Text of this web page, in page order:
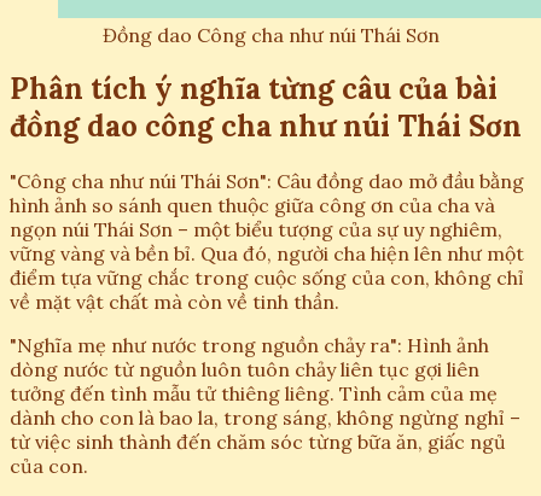
Đồng dao Công cha như núi Thái Sơn
Phân tích ý nghĩa từng câu của bài
đồng dao công cha như núi Thái Sơn
"Công cha như núi Thái Sơn": Câu đồng dao mở đầu bằng
hình ảnh so sánh quen thuộc giữa công ơn của cha và
ngọn núi Thái Sơn – một biểu tượng của sự uy nghiêm,
vững vàng và bền bỉ. Qua đó, người cha hiện lên như một
điểm tựa vững chắc trong cuộc sống của con, không chỉ
về mặt vật chất mà còn về tinh thần.
"Nghĩa mẹ như nước trong nguồn chảy ra": Hình ảnh
dòng nước từ nguồn luôn tuôn chảy liên tục gợi liên
tưởng đến tình mẫu tử thiêng liêng. Tình cảm của mẹ
dành cho con là bao la, trong sáng, không ngừng nghỉ –
từ việc sinh thành đến chăm sóc từng bữa ăn, giấc ngủ
của con.